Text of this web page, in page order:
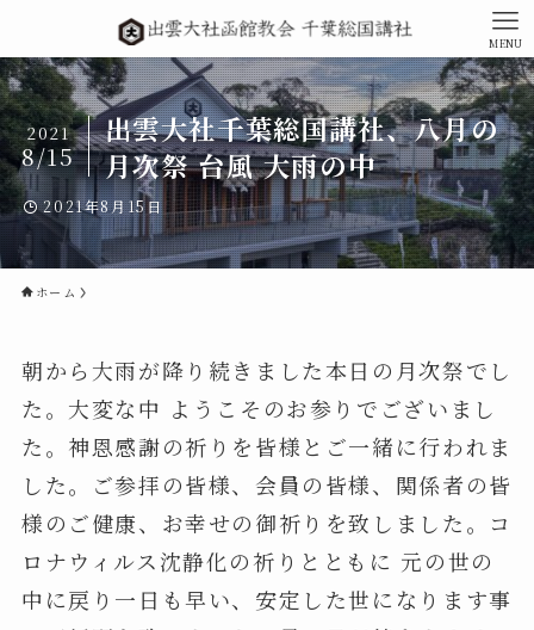
MENU
出雲大社千葉総国講社、八月の
月次祭 台風 大雨の中
2021
8/15
2021年8月15日
ホーム
朝から大雨が降り続きました本日の月次祭でし
た。大変な中 ようこそのお参りでございまし
た。神恩感謝の祈りを皆様とご一緒に行われま
した。ご参拝の皆様、会員の皆様、関係者の皆
様のご健康、お幸せの御祈りを致しました。コ
ロナウィルス沈静化の祈りとともに 元の世の
中に戻り一日も早い、安定した世になります事